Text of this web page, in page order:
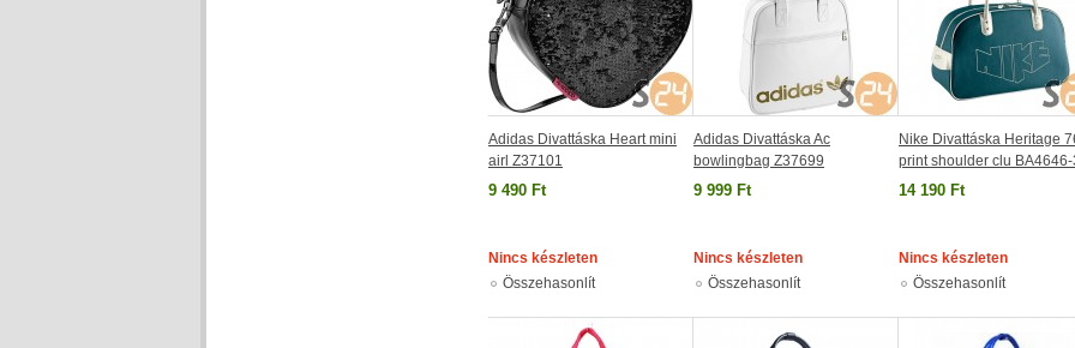
Adidas Divattáska Heart mini
airl Z37101
9 490 Ft
Nincs készleten
Összehasonlít
Adidas Divattáska Ac
bowlingbag Z37699
9 999 Ft
Nincs készleten
Összehasonlít
Nike Divattáska Heritage
print shoulder clu
14 190 Ft
Nincs készleten
Összehasonlít